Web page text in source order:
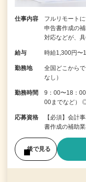
仕事内容
フルリモート
申告書作成の
対応などが、
給与 時給1,300円
勤務地
全国どこから
なし）
勤務時間
9：00〜18：
00までなど）
応募資格
【必須】会計
書作成の補助
後で見る